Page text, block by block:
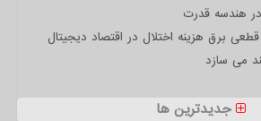
در هندسه قدرت
قطعی برق هزینه اختلال در اقتصاد دیجیتال
می سازد
جدیدترین ها